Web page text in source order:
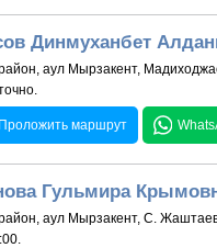
Динмуханбет
аул Мырзакент,
Проложить маршрут
Гульмира
аул Мырзакент, С.